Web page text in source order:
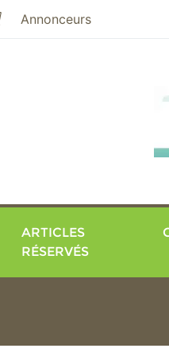
Mon panier
Annonceurs
ARTICLES
RÉSERVÉS